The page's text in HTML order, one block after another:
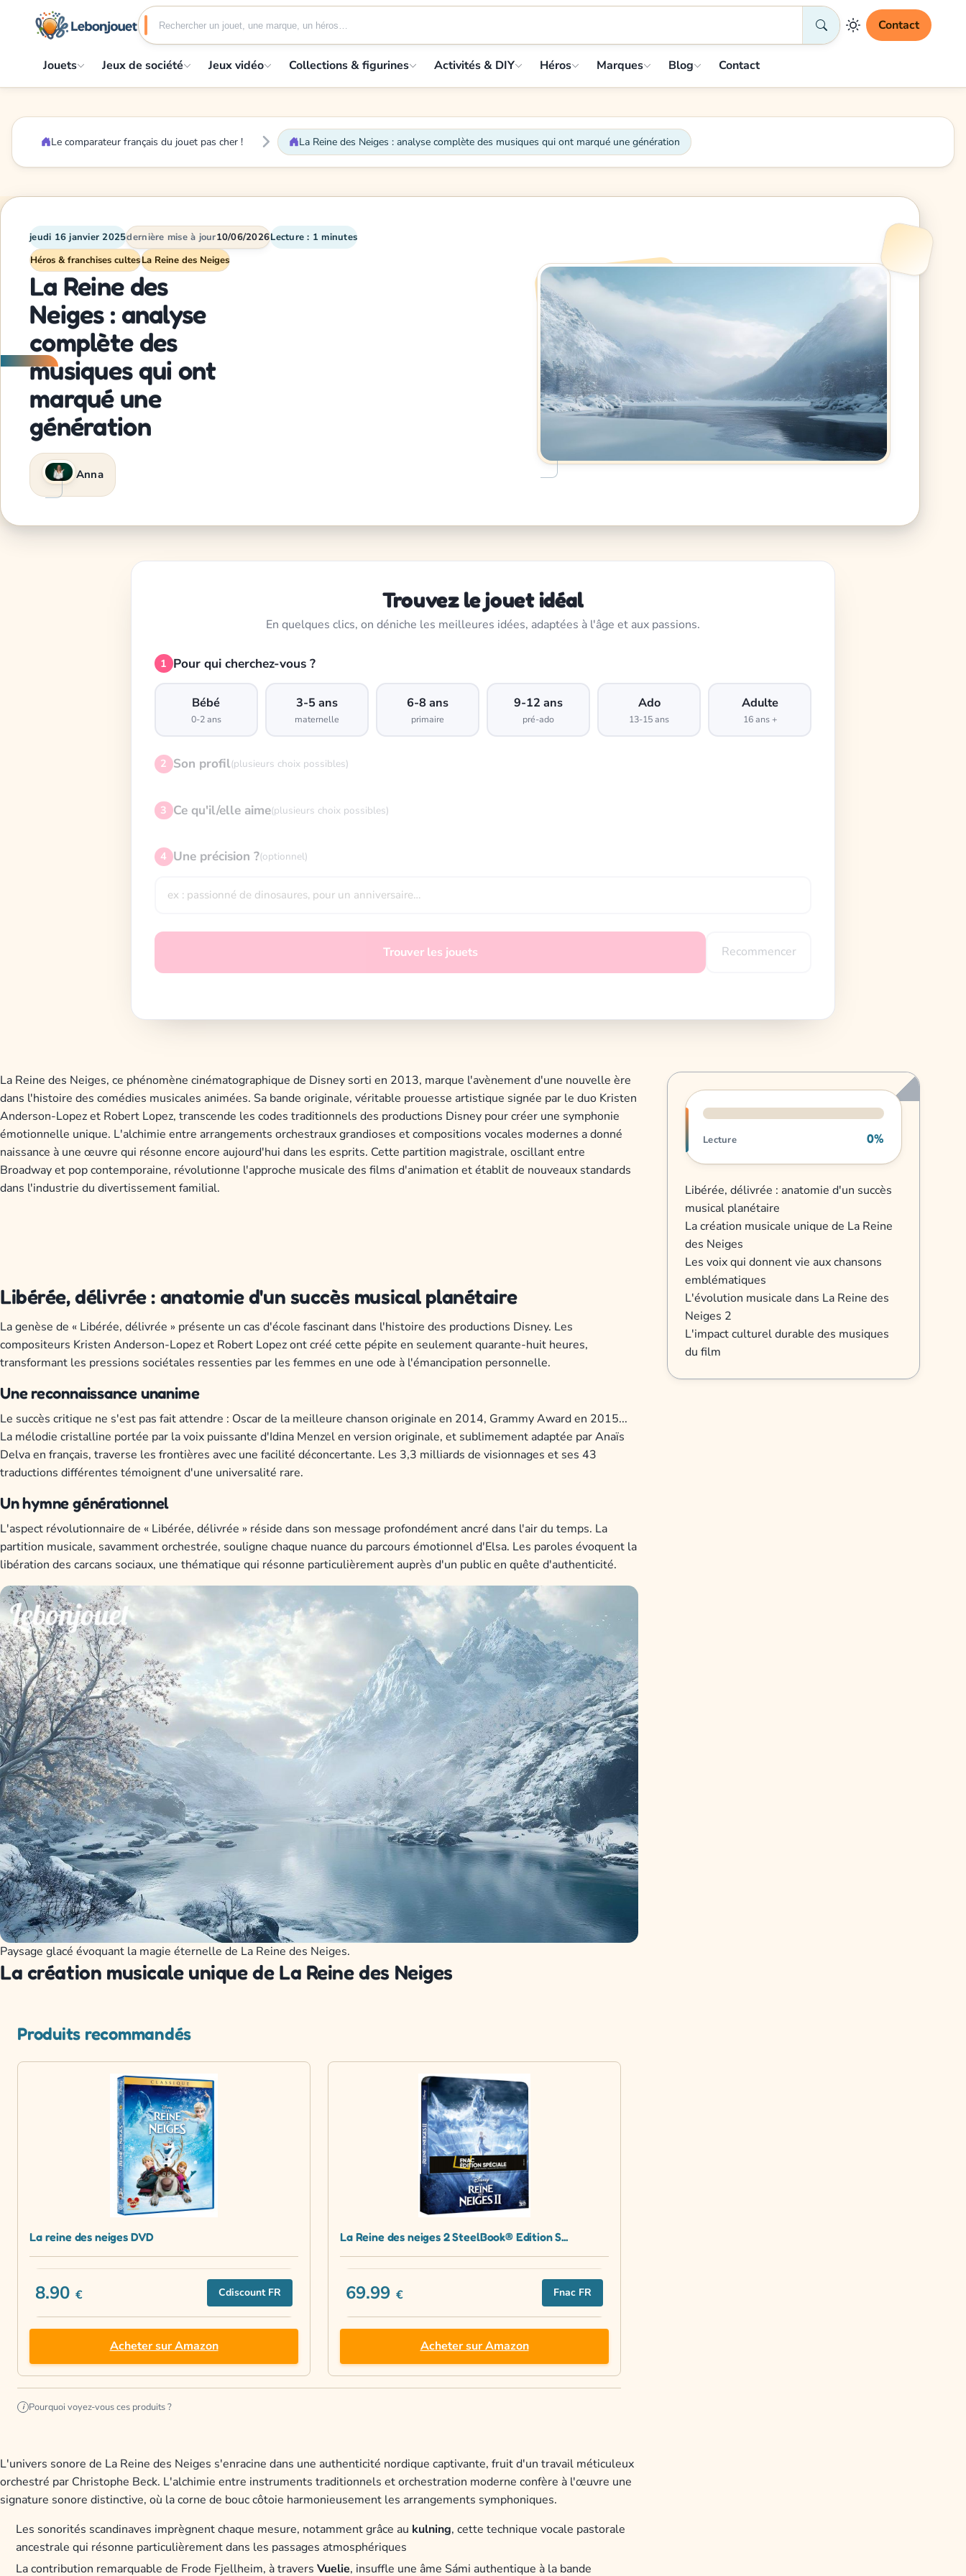
Contact
Jouets Jeux de société Jeux vidéo Collections & figurines Activités & DIY Héros Marques Blog Contact
Le comparateur français du jouet pas cher ! La Reine des Neiges : analyse complète des musiques qui ont marqué une génération
jeudi 16 janvier 2025dernière mise à jour10/06/2026Lecture : 1 minutes
Héros & franchises cultesLa Reine des Neiges
La Reine des
Neiges : analyse
complète des
musiques qui ont
marqué une
génération
Anna
Trouvez le jouet idéal
En quelques clics, on déniche les meilleures idées, adaptées à l'âge et aux passions.
1 Pour qui cherchez-vous ?
Bébé
0-2 ans
3-5 ans
maternelle
6-8 ans
primaire
9-12 ans
pré-ado
Ado
13-15 ans
Adulte
16 ans +
2 Son profil(plusieurs choix possibles)
3 Ce qu'il/elle aime(plusieurs choix possibles)
4 Une précision ?(optionnel)
Trouver les jouets Recommencer
La Reine des Neiges, ce phénomène cinématographique de Disney sorti en 2013, marque l'avènement d'une nouvelle ère
dans l'histoire des comédies musicales animées. Sa bande originale, véritable prouesse artistique signée par le duo Kristen
Anderson-Lopez et Robert Lopez, transcende les codes traditionnels des productions Disney pour créer une symphonie
émotionnelle unique. L'alchimie entre arrangements orchestraux grandioses et compositions vocales modernes a donné
naissance à une œuvre qui résonne encore aujourd'hui dans les esprits. Cette partition magistrale, oscillant entre
Broadway et pop contemporaine, révolutionne l'approche musicale des films d'animation et établit de nouveaux standards
dans l'industrie du divertissement familial.
Libérée, délivrée : anatomie d'un succès musical planétaire
La genèse de « Libérée, délivrée » présente un cas d'école fascinant dans l'histoire des productions Disney. Les
compositeurs Kristen Anderson-Lopez et Robert Lopez ont créé cette pépite en seulement quarante-huit heures,
transformant les pressions sociétales ressenties par les femmes en une ode à l'émancipation personnelle.
Une reconnaissance unanime
Le succès critique ne s'est pas fait attendre : Oscar de la meilleure chanson originale en 2014, Grammy Award en 2015...
La mélodie cristalline portée par la voix puissante d'Idina Menzel en version originale, et sublimement adaptée par Anaïs
Delva en français, traverse les frontières avec une facilité déconcertante. Les 3,3 milliards de visionnages et ses 43
traductions différentes témoignent d'une universalité rare.
Un hymne générationnel
L'aspect révolutionnaire de « Libérée, délivrée » réside dans son message profondément ancré dans l'air du temps. La
partition musicale, savamment orchestrée, souligne chaque nuance du parcours émotionnel d'Elsa. Les paroles évoquent la
libération des carcans sociaux, une thématique qui résonne particulièrement auprès d'un public en quête d'authenticité.
Paysage glacé évoquant la magie éternelle de La Reine des Neiges.
La création musicale unique de La Reine des Neiges
Produits recommandés
La reine des neiges DVD
8.90 € Cdiscount FR
Acheter sur Amazon
La Reine des neiges 2 SteelBook® Edition S...
69.99 € Fnac FR
Acheter sur Amazon
i Pourquoi voyez-vous ces produits ?
L'univers sonore de La Reine des Neiges s'enracine dans une authenticité nordique captivante, fruit d'un travail méticuleux
orchestré par Christophe Beck. L'alchimie entre instruments traditionnels et orchestration moderne confère à l'œuvre une
signature sonore distinctive, où la corne de bouc côtoie harmonieusement les arrangements symphoniques.
Les sonorités scandinaves imprègnent chaque mesure, notamment grâce au kulning, cette technique vocale pastorale
ancestrale qui résonne particulièrement dans les passages atmosphériques
La contribution remarquable de Frode Fjellheim, à traversVuelie, insuffle une âme Sámi authentique à la bande
Progression de lecture
Lecture 0%
Libérée, délivrée : anatomie d'un succès
musical planétaire
La création musicale unique de La Reine
des Neiges
Les voix qui donnent vie aux chansons
emblématiques
L'évolution musicale dans La Reine des
Neiges 2
L'impact culturel durable des musiques
du film